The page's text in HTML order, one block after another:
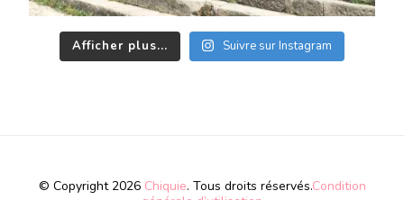
Afficher plus... Suivre sur Instagram
© Copyright 2026 Chiquie. Tous droits réservés.Condition